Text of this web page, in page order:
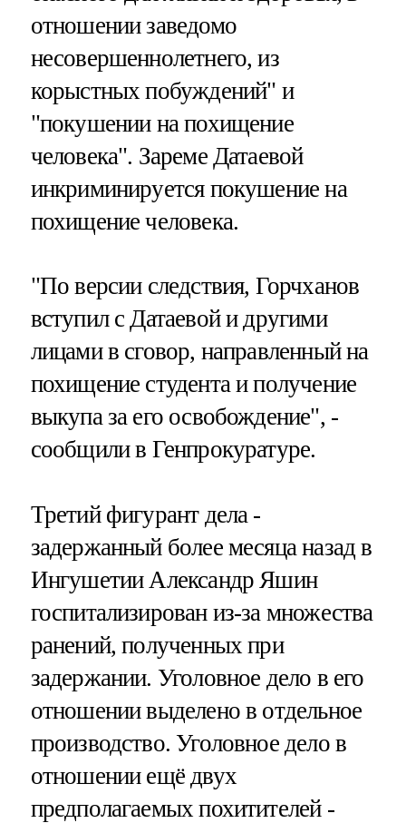
отношении заведомо
несовершеннолетнего, из
корыстных побуждений" и
"покушении на похищение
человека". Зареме Датаевой
инкриминируется покушение на
похищение человека.
"По версии следствия, Горчханов
вступил с Датаевой и другими
лицами в сговор, направленный на
похищение студента и получение
выкупа за его освобождение", -
сообщили в Генпрокуратуре.
Третий фигурант дела -
задержанный более месяца назад в
Ингушетии Александр Яшин
госпитализирован из-за множества
ранений, полученных при
задержании. Уголовное дело в его
отношении выделено в отдельное
производство. Уголовное дело в
отношении ещё двух
предполагаемых похитителей -